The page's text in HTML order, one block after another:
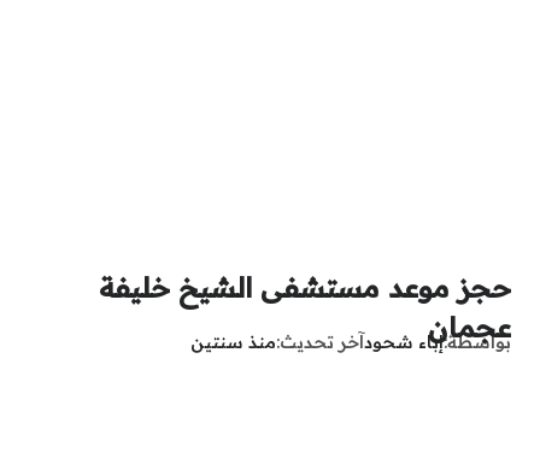
حجز موعد مستشفى الشيخ خليفة
عجمان
بواسطةإباء شحودآخر تحديث منذ سنتين